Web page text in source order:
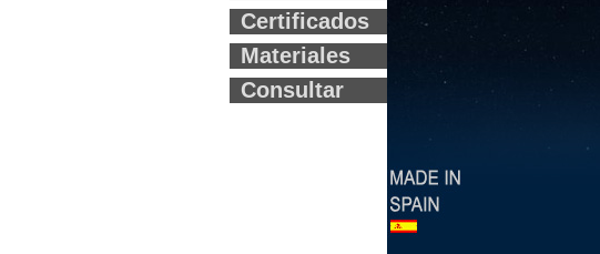
Certificados
Materiales
Consultar